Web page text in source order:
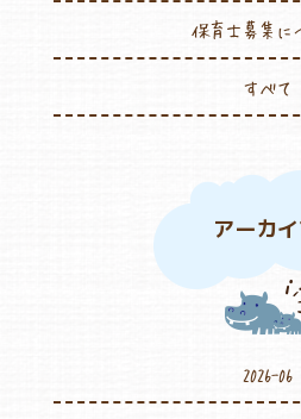
保育士募集に
すべて
アーカ
2026-06